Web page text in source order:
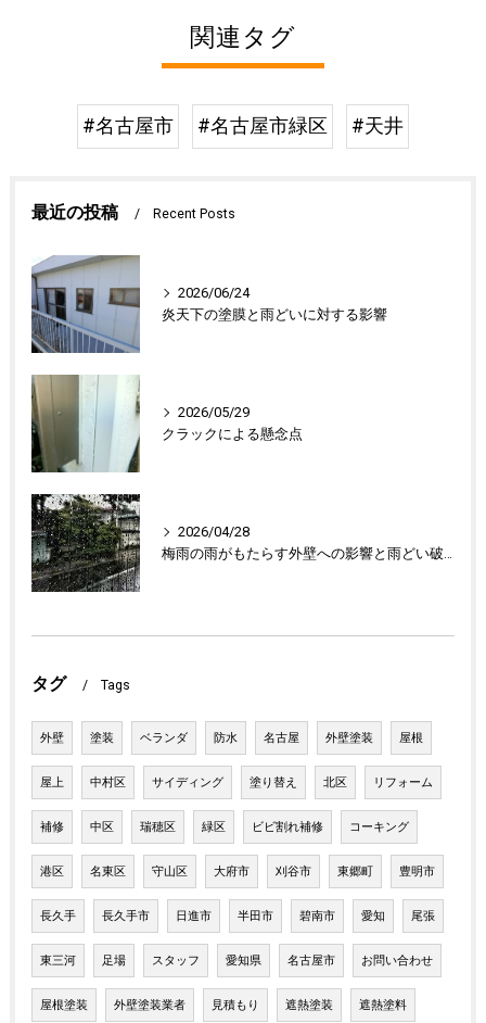
関連タグ
#名古屋市 #名古屋市緑区 #天井
最近の投稿 Recent Posts
2026/06/24
炎天下の塗膜と雨どいに対する影響
2026/05/29
クラックによる懸念点
2026/04/28
梅雨の雨がもたらす外壁への影響と雨どい破損の懸念点
タグ Tags
外壁 塗装 ベランダ 防水 名古屋 外壁塗装 屋根
屋上 中村区 サイディング 塗り替え 北区 リフォーム
補修 中区 瑞穂区 緑区 ビビ割れ補修 コーキング
港区 名東区 守山区 大府市 刈谷市 東郷町 豊明市
長久手 長久手市 日進市 半田市 碧南市 愛知 尾張
東三河 足場 スタッフ 愛知県 名古屋市 お問い合わせ
屋根塗装 外壁塗装業者 見積もり 遮熱塗装 遮熱塗料